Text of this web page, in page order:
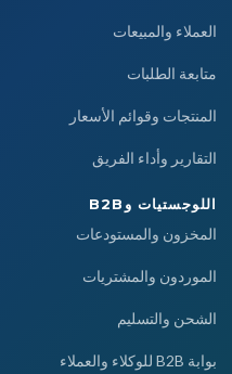
العملاء والمبيعات
متابعة الطلبات
المنتجات وقوائم الأسعار
التقارير وأداء الفريق
اللوجستيات وB2B
المخزون والمستودعات
الموردون والمشتريات
الشحن والتسليم
بوابة B2B للوكلاء والعملاء